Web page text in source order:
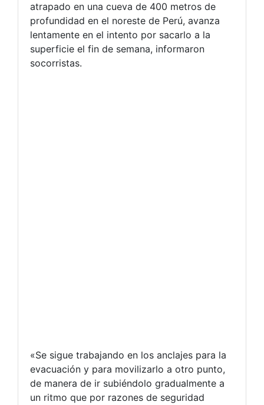
atrapado en una cueva de 400 metros de
profundidad en el noreste de Perú, avanza
lentamente en el intento por sacarlo a la
superficie el fin de semana, informaron
socorristas.
«Se sigue trabajando en los anclajes para la
evacuación y para movilizarlo a otro punto,
de manera de ir subiéndolo gradualmente a
un ritmo que por razones de seguridad